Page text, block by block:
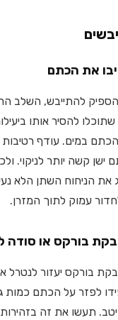
את הכתם
להתייבש, השלב
להסיר אותו
במים. עודף
ישן קשה יותר לניקוי.
את הניחוח השתן הלא
עמוק לתוך המזרן.
בורקס או סודה
בורקס יעזור לנטרל
לפזר על הכתם כמות
תעשו את זה